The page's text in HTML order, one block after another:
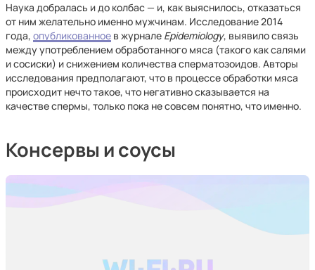
Наука добралась и до колбас — и, как выяснилось, отказаться
от ним желательно именно мужчинам. Исследование 2014
года, опубликованное в журнале Epidemiology, выявило связь
между употреблением обработанного мяса (такого как салями
и сосиски) и снижением количества сперматозоидов. Авторы
исследования предполагают, что в процессе обработки мяса
происходит нечто такое, что негативно сказывается на
качестве спермы, только пока не совсем понятно, что именно.
Консервы и соусы